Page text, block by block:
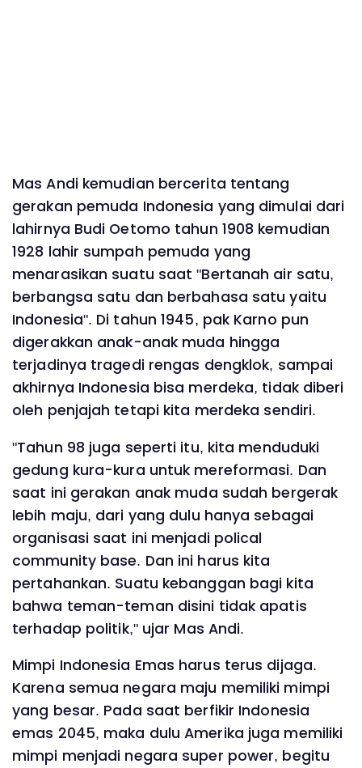
Mas Andi kemudian bercerita tentang
gerakan pemuda Indonesia yang dimulai dari
lahirnya Budi Oetomo tahun 1908 kemudian
1928 lahir sumpah pemuda yang
menarasikan suatu saat "Bertanah air satu,
berbangsa satu dan berbahasa satu yaitu
Indonesia". Di tahun 1945, pak Karno pun
digerakkan anak-anak muda hingga
terjadinya tragedi rengas dengklok, sampai
akhirnya Indonesia bisa merdeka, tidak diberi
oleh penjajah tetapi kita merdeka sendiri.
"Tahun 98 juga seperti itu, kita menduduki
gedung kura-kura untuk mereformasi. Dan
saat ini gerakan anak muda sudah bergerak
lebih maju, dari yang dulu hanya sebagai
organisasi saat ini menjadi polical
community base. Dan ini harus kita
pertahankan. Suatu kebanggan bagi kita
bahwa teman-teman disini tidak apatis
terhadap politik," ujar Mas Andi.
Mimpi Indonesia Emas harus terus dijaga.
Karena semua negara maju memiliki mimpi
yang besar. Pada saat berfikir Indonesia
emas 2045, maka dulu Amerika juga memiliki
mimpi menjadi negara super power, begitu